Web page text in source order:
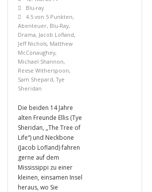
Blu-ray
4.5 von 5 Punkten,
Abenteuer, Blu-Ray,
Drama, Jacob Lofland,
Jeff Nichols, Matthew
McConaughey,
Michael Shannon,
Reese Witherspoon,
Sam Shepard,Tye
Sheridan
Die beiden 14 Jahre
alten Freunde Ellis (Tye
Sheridan, „The Tree of
Life“) und Neckbone
(Jacob Lofland) fahren
gerne auf dem
Mississippi zu einer
kleinen, einsamen Insel
heraus, wo Sie